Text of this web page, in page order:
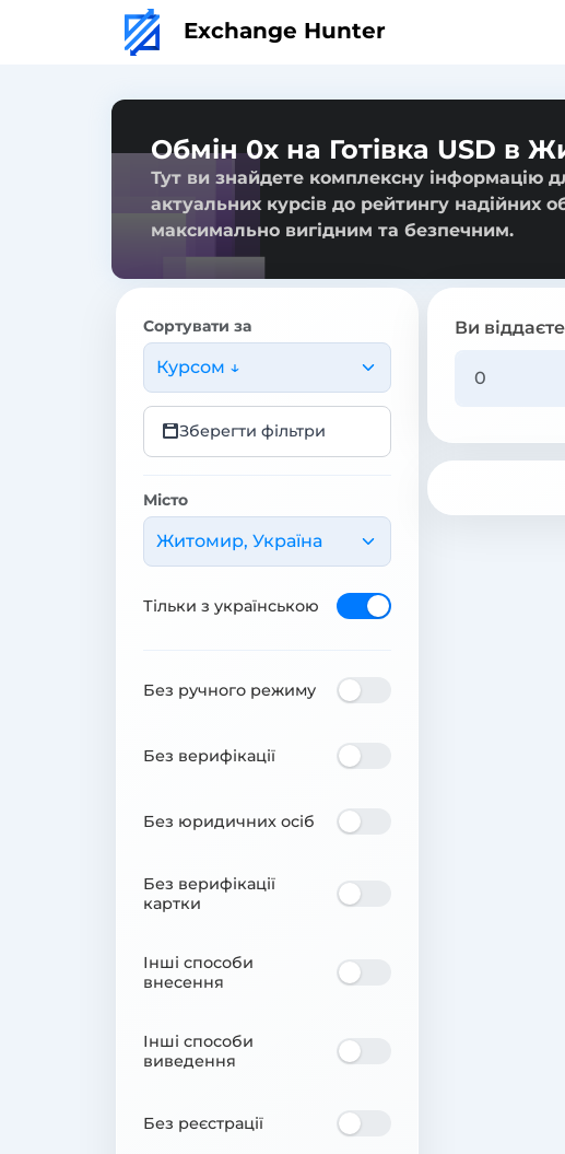
Exchange Hunter
Обмін 0x на Готівка USD в
Тут ви знайдете комплексну інформацію
актуальних курсів до рейтингу надійних
максимально вигідним та безпечним.
Сортувати за
Курсом ↓
Зберегти фільтри
Місто
Житомир, Україна
Тільки з українською
Без ручного режиму
Без верифікації
Без юридичних осіб
Без верифікації
картки
Інші способи
внесення
Інші способи
виведення
Без реєстрації
Ви віддаєте